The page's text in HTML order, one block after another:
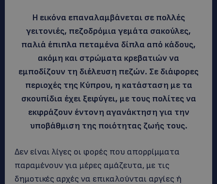
Η εικόνα επαναλαμβάνεται σε πολλές
γειτονιές, πεζοδρόμια γεμάτα σακούλες,
παλιά έπιπλα πεταμένα δίπλα από κάδους,
ακόμη και στρώματα κρεβατιών να
εμποδίζουν τη διέλευση πεζών. Σε διάφορες
περιοχές της Κύπρου, η κατάσταση με τα
σκουπίδια έχει ξεφύγει, με τους πολίτες να
εκφράζουν έντονη αγανάκτηση για την
υποβάθμιση της ποιότητας ζωής τους.
Δεν είναι λίγες οι φορές που απορρίμματα
παραμένουν για μέρες αμάζευτα, με τις
δημοτικές αρχές να επικαλούνται αργίες ή